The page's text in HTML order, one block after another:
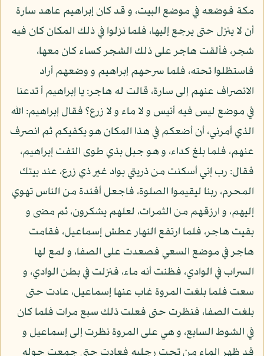
مكة فوضعه في موضع البيت، و قد كان إبراهيم عاهد سارة
أن لا ينزل حتى يرجع إليها، فلما نزلوا في ذلك المكان كان فيه
شجر، فألقت هاجر على ذلك الشجر كساء كان معها،
فاستظلوا تحته، فلما سرحهم إبراهيم و وضعهم أراد
الانصراف عنهم إلى سارة، قالت له هاجر: يا إبراهيم أ تدعنا
في موضع ليس فيه أنيس و لا ماء و لا زرع؟ فقال إبراهيم: الله
الذي أمرني، أن أضعكم في هذا المكان هو يكفيكم ثم انصرف
عنهم، فلما بلغ كداء، و هو جبل بذي طوى التفت إبراهيم،
فقال: رب إني أسكنت من ذريتي بواد غير ذي زرع، عند بيتك
المحرم، ربنا ليقيموا الصلوة، فاجعل أفئدة من الناس تهوي
إليهم، و ارزقهم من الثمرات، لعلهم يشكرون، ثم مضى و
بقيت هاجر، فلما ارتفع النهار عطش إسماعيل، فقامت
هاجر في موضع السعي فصعدت على الصفا، و لمع لها
السراب في الوادي، فظنت أنه ماء، فنزلت في بطن الوادي، و
سعت فلما بلغت المروة غاب عنها إسماعيل، عادت حتى
بلغت الصفا، فنظرت حتى فعلت ذلك سبع مرات فلما كان
في الشوط السابع، و هي على المروة نظرت إلى إسماعيل و
قد ظهر الماء من تحت رجليه فعادت حتى جمعت حوله